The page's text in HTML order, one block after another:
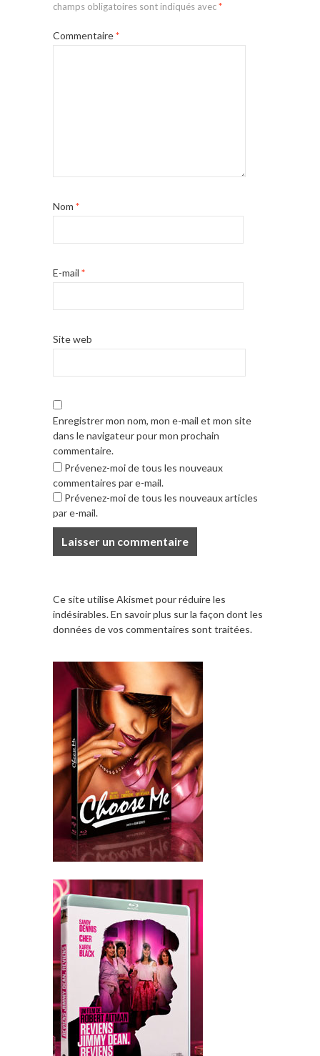
champs obligatoires sont indiqués avec*
Commentaire*
Nom *
E-mail *
Site web
Enregistrer mon nom, mon e-mail et mon site
dans le navigateur pour mon prochain
commentaire.
Prévenez-moi de tous les nouveaux
commentaires par e-mail.
Prévenez-moi de tous les nouveaux articles
par e-mail.
Ce site utilise Akismet pour réduire les
indésirables.En savoir plus sur la façon dont les
données de vos commentaires sont traitées.